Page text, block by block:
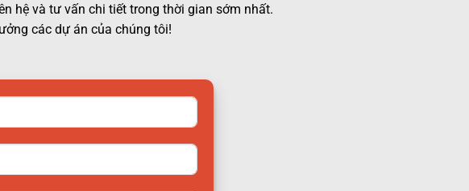
hệ và tư vấn chi tiết trong thời gian sớm nhất.
các dự án của chúng tôi!